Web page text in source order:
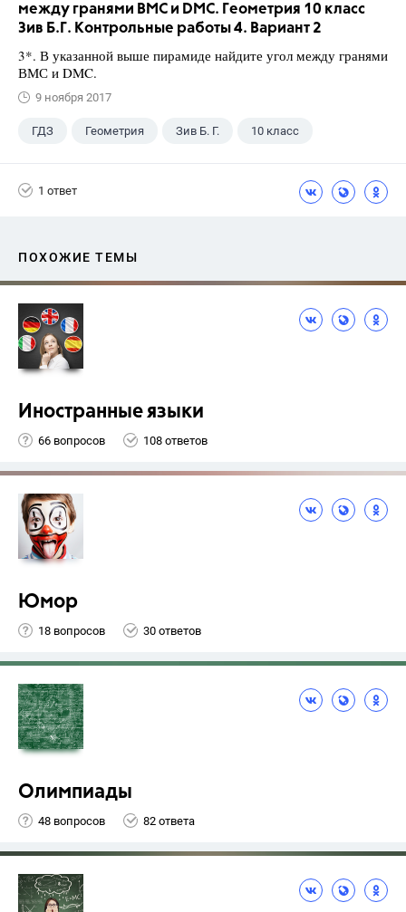
между гранями ВМС и DMC. Геометрия 10 класс
Зив Б.Г. Контрольные работы 4. Вариант 2
3*. В указанной выше пирамиде найдите угол между гранями
ВМС и DMC.
9 ноября 2017
ГДЗ Геометрия Зив Б. Г. 10 класс
1 ответ
ПОХОЖИЕ ТЕМЫ
Иностранные языки
66 вопросов 108 ответов
Юмор
18 вопросов 30 ответов
Олимпиады
48 вопросов 82 ответа